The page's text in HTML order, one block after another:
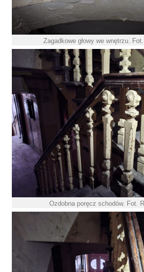
Zagadkowe głowy we wnętrzu.
Ozdobna poręcz schodów. Fot.